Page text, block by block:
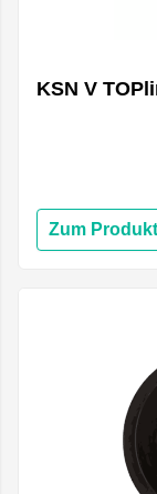
KSN V
Zum Produkt